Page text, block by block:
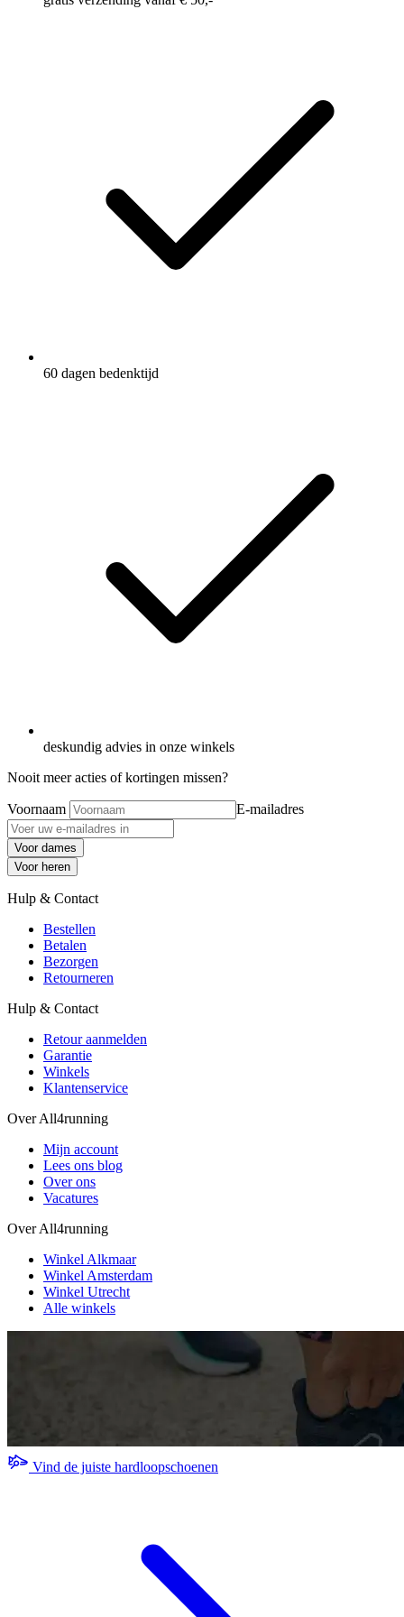
60 dagen bedenktijd
deskundig advies in onze winkels
Nooit meer acties of kortingen missen?
Voornaam E-mailadres
Voor dames
Voor heren
Hulp & Contact
Bestellen
Betalen
Bezorgen
Retourneren
Hulp & Contact
Retour aanmelden
Garantie
Winkels
Klantenservice
Over All4running
Mijn account
Lees ons blog
Over ons
Vacatures
Over All4running
Winkel Alkmaar
Winkel Amsterdam
Winkel Utrecht
Alle winkels
Vind de juiste hardloopschoenen